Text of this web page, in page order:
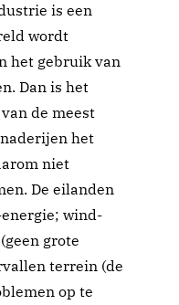
is een
wordt
het gebruik van
Dan is het
de meest
het
niet
De eilanden
wind-
grote
terrein (de
op te